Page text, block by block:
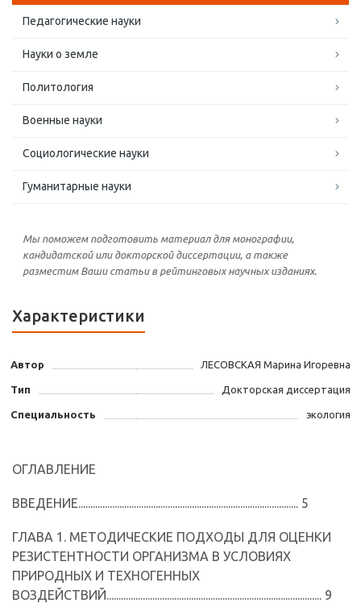
Педагогические науки
Науки о земле
Политология
Военные науки
Социологические науки
Гуманитарные науки
Мы поможем подготовить материал для монографии,
кандидатской или докторской диссертации, а также
разместим Ваши статьи в рейтинговых научных изданиях.
Характеристики
Автор ЛЕСОВСКАЯ Марина Игоревна
Тип Докторская диссертация
Специальность экология
ОГЛАВЛЕНИЕ
ВВЕДЕНИЕ........................................................................................... 5
ГЛАВА 1. МЕТОДИЧЕСКИЕ ПОДХОДЫ ДЛЯ ОЦЕНКИ
РЕЗИСТЕНТНОСТИ ОРГАНИЗМА В УСЛОВИЯХ
ПРИРОДНЫХ И ТЕХНОГЕННЫХ
ВОЗДЕЙСТВИЙ......................................................................................... 9